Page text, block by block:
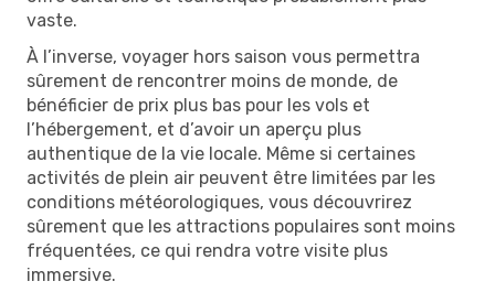
vaste.
À l’inverse, voyager hors saison vous permettra
sûrement de rencontrer moins de monde, de
bénéficier de prix plus bas pour les vols et
l’hébergement, et d’avoir un aperçu plus
authentique de la vie locale. Même si certaines
activités de plein air peuvent être limitées par les
conditions météorologiques, vous découvrirez
sûrement que les attractions populaires sont moins
fréquentées, ce qui rendra votre visite plus
immersive.